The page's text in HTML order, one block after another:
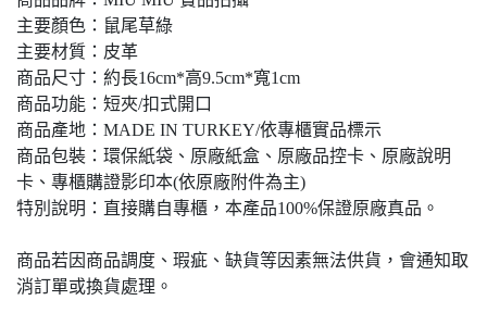
主要顏色：鼠尾草綠
主要材質：皮革
商品尺寸：約長16cm*高9.5cm*寬1cm
商品功能：短夾/扣式開口
商品產地：MADE IN TURKEY/依專櫃實品標示
商品包裝：環保紙袋、原廠紙盒、原廠品控卡、原廠說明
卡、專櫃購證影印本(依原廠附件為主)
特別說明：直接購自專櫃，本產品100%保證原廠真品。
商品若因商品調度、瑕疵、缺貨等因素無法供貨，會通知取
消訂單或換貨處理。